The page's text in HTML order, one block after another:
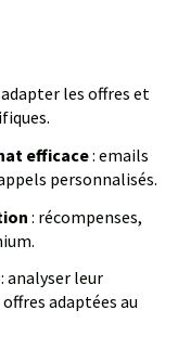
adapter les offres et
efficace: emails
personnalisés.
: récompenses,
: analyser leur
adaptées au